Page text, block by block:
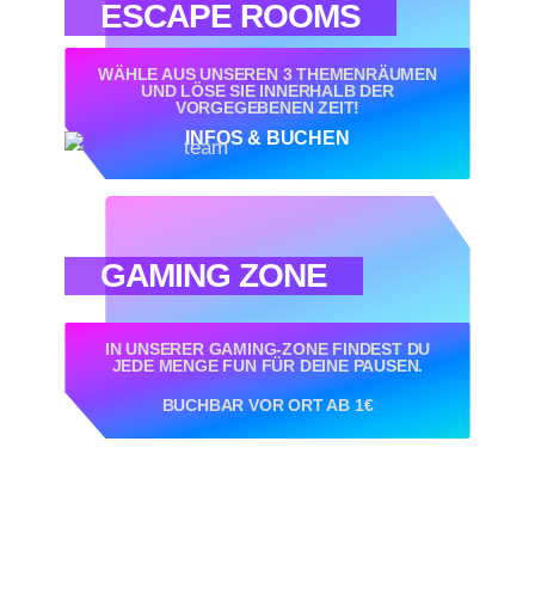
ESCAPE ROOMS
WÄHLE AUS UNSEREN 3 THEMENRÄUMEN
UND LÖSE SIE INNERHALB DER
VORGEGEBENEN ZEIT!
INFOS & BUCHEN
GAMING ZONE
IN UNSERER GAMING-ZONE FINDEST DU
JEDE MENGE FUN FÜR DEINE PAUSEN.
BUCHBAR VOR ORT AB 1€